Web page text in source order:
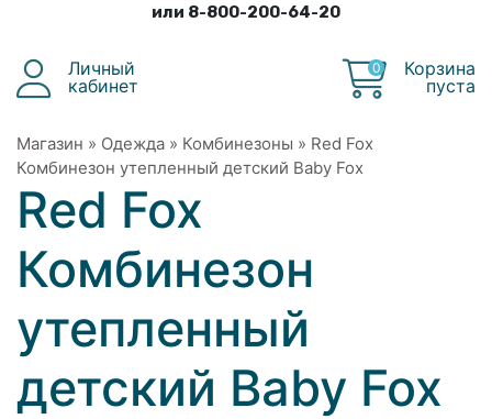
или 8-800-200-64-20
Личный
кабинет
0
Корзина
пуста
Магазин » Одежда » Комбинезоны » Red Fox
Комбинезон утепленный детский Baby Fox
Red Fox
Комбинезон
утепленный
детский Baby Fox